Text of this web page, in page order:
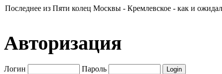
Последнее из Пяти колец Москвы - Кремлевское - как и
Авторизация
Логин Пароль